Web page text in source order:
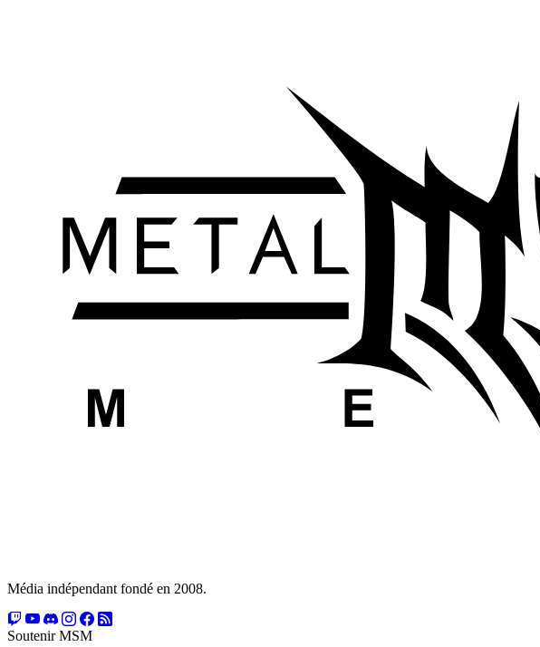
Média indépendant fondé en 2008.
Soutenir MSM